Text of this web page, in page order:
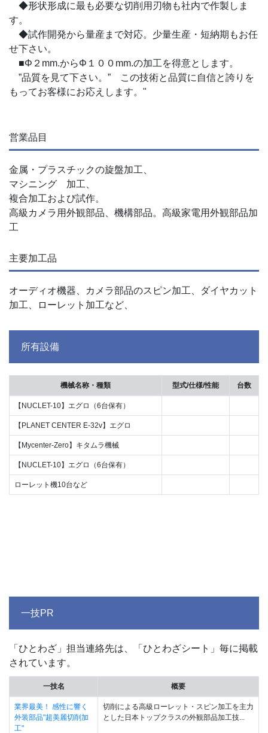
◆形状形成に最も必要な切削用刃物も社内で作製しま
す。
◆試作開発から量産まで対応。少量生産・短納期もお任
せ下さい。
■Φ２mm.からΦ１００mm.の加工を得意とします。
”品質を見て下さい。” この技術と品質に自信と誇りを
もってお客様にお応えします。"
営業品目
金属・プラスチックの旋盤加工、
マシニング゙加工、
複合加工および試作。
高級カメラ用外観部品、機構部品。高級家電用外観部品加
工
主要加工品
オーディオ機器、カメラ部品のスピン加工、ダイヤカット
加工、ローレット加工など、
所有設備
機械名称・種類 型式/仕様/性能 台数
【NUCLET-10】エグロ（6台保有）
【PLANET CENTER E-32v】エグロ
【Mycenter-Zero】キタムラ機械
【NUCLET-10】エグロ（6台保有）
ローレット機10台など
一技PR
「ひとわざ」担当連絡先は、「ひとわざシート」毎に掲載
されています。
一技名 概要
業界最美！ 感性に響く
外装部品"超美麗切削加
工"
切削による高級ローレット・スピン加工を主力
とした日本トップクラスの外観部品加工技...